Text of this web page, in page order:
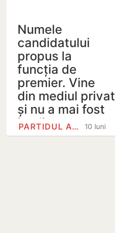
Numele
candidatului
propus la
funcția de
premier. Vine
din mediul privat
și nu a mai fost
implicat…
10 luni
PARTIDUL ACȚIUNE ȘI…